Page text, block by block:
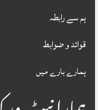
ہم سے رابطہ
قوائد و ضوابط
ہمارے بارے میں